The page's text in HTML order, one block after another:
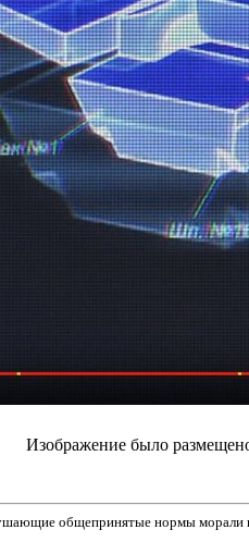
Изображение было
общепринятые нормы морали